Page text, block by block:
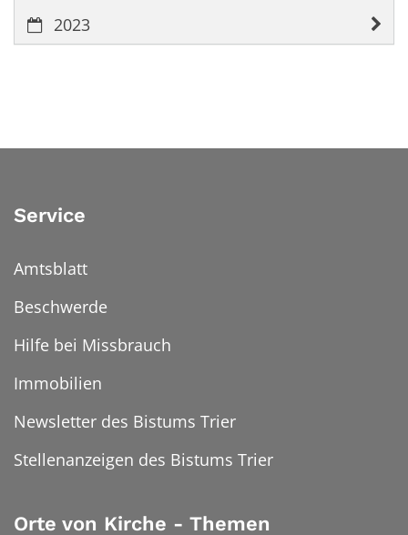
2023
Service
Amtsblatt
Beschwerde
Hilfe bei Missbrauch
Immobilien
Newsletter des Bistums Trier
Stellenanzeigen des Bistums Trier
Orte von Kirche - Themen